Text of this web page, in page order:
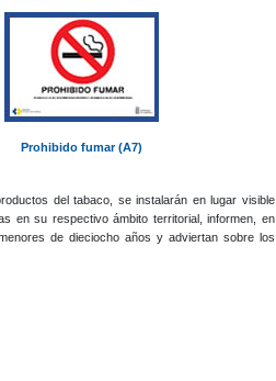
Prohibido fumar (A7)
del tabaco, se instalarán en lugar visible
en su respectivo ámbito territorial, informen, en
de dieciocho años y adviertan sobre los